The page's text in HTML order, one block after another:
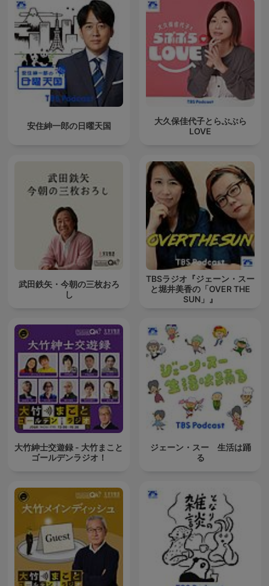
安住紳一郎の日曜天国
大久保佳代子とらぶぶら
LOVE
武田鉄矢・今朝の三枚おろ
し
TBSラジオ『ジェーン・スー
と堀井美香の「OVER THE
SUN」』
大竹紳士交遊録 - 大竹まこと
ゴールデンラジオ！
ジェーン・スー 生活は踊
る